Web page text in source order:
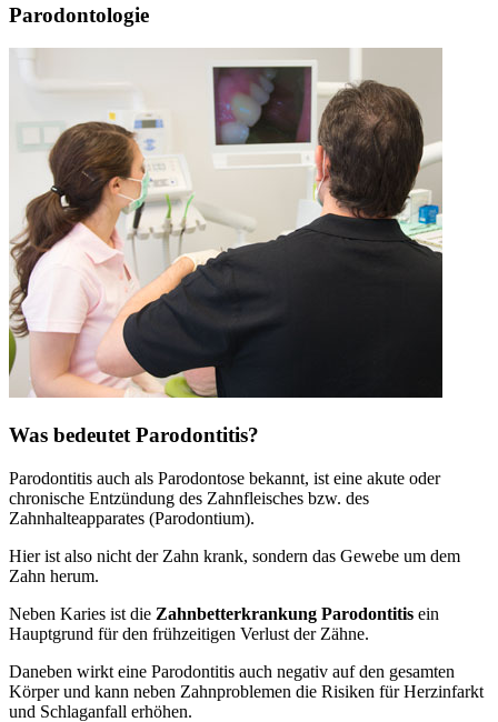
Parodontologie
Was bedeutet Parodontitis?
Parodontitis auch als Parodontose bekannt, ist eine akute oder
chronische Entzündung des Zahnfleisches bzw. des
Zahnhalteapparates (Parodontium).
Hier ist also nicht der Zahn krank, sondern das Gewebe um dem
Zahn herum.
Neben Karies ist die Zahnbetterkrankung Parodontitis ein
Hauptgrund für den frühzeitigen Verlust der Zähne.
Daneben wirkt eine Parodontitis auch negativ auf den gesamten
Körper und kann neben Zahnproblemen die Risiken für Herzinfarkt
und Schlaganfall erhöhen.